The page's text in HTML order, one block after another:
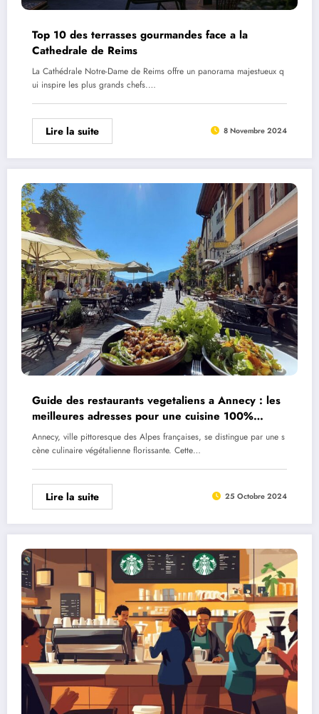
Top 10 des terrasses gourmandes face a la
Cathedrale de Reims
La Cathédrale Notre-Dame de Reims offre un panorama majestueux q
ui inspire les plus grands chefs.…
Lire la suite 8 Novembre 2024
Guide des restaurants vegetaliens a Annecy : les
meilleures adresses pour une cuisine 100%
vegetale
Annecy, ville pittoresque des Alpes françaises, se distingue par une s
cène culinaire végétalienne florissante. Cette…
Lire la suite 25 Octobre 2024